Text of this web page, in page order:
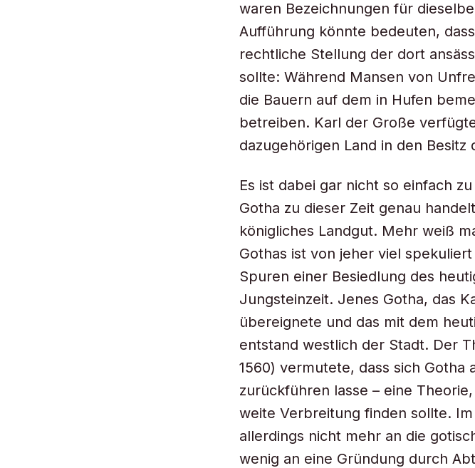
waren Bezeichnungen für
Aufführung könnte bedeuten,
rechtliche Stellung der dort
sollte: Während Mansen von
die Bauern auf dem in Hufen
betreiben. Karl der Große
dazugehörigen Land in den
Es ist dabei gar nicht so einfach
Gotha zu dieser Zeit genau
königliches Landgut. Mehr weiß
Gothas ist von jeher viel
Spuren einer Besiedlung des
Jungsteinzeit. Jenes Gotha, das
übereignete und das mit dem
entstand westlich der Stadt. Der
1560) vermutete, dass sich Gotha
zurückführen lasse – eine
weite Verbreitung finden sollte.
allerdings nicht mehr an die
wenig an eine Gründung durch